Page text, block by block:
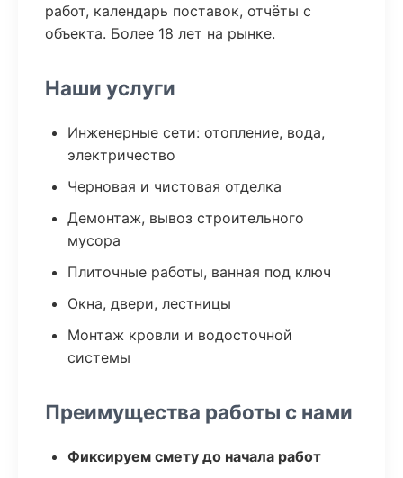
работ, календарь поставок, отчёты с
объекта. Более 18 лет на рынке.
Наши услуги
Инженерные сети: отопление, вода,
электричество
Черновая и чистовая отделка
Демонтаж, вывоз строительного
мусора
Плиточные работы, ванная под ключ
Окна, двери, лестницы
Монтаж кровли и водосточной
системы
Преимущества работы с нами
Фиксируем смету до начала работ